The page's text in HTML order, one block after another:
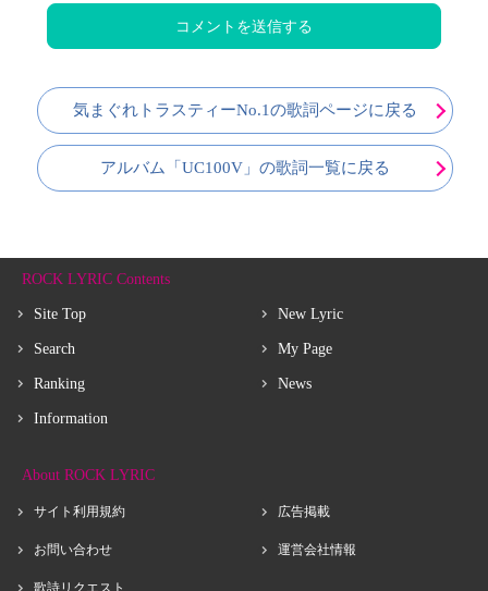
コメントを送信する
気まぐれトラスティーNo.1の歌詞ページに戻る
アルバム「UC100V」の歌詞一覧に戻る
ROCK LYRIC Contents
Site Top
Search
Ranking
Information
New Lyric
My Page
News
About ROCK LYRIC
サイト利用規約
お問い合わせ
歌詩リクエスト
広告掲載
運営会社情報